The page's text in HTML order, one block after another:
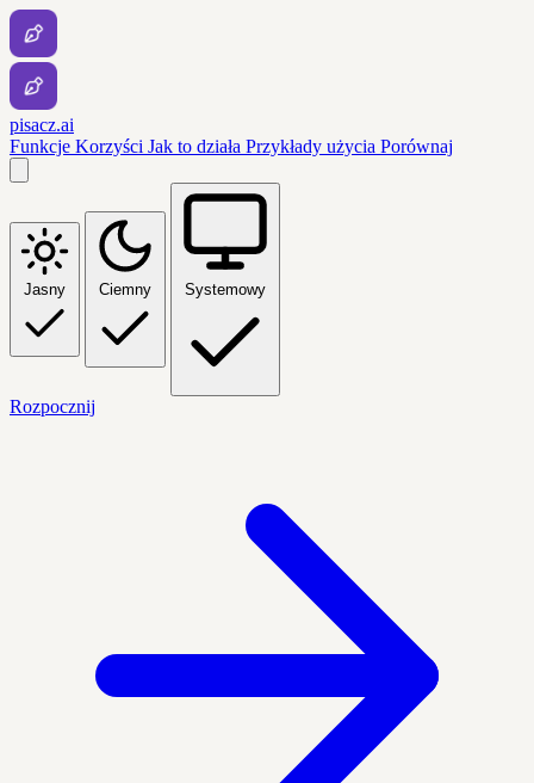
pisacz.ai
Funkcje Korzyści Jak to działa Przykłady użycia Porównaj
Jasny Ciemny Systemowy
Rozpocznij